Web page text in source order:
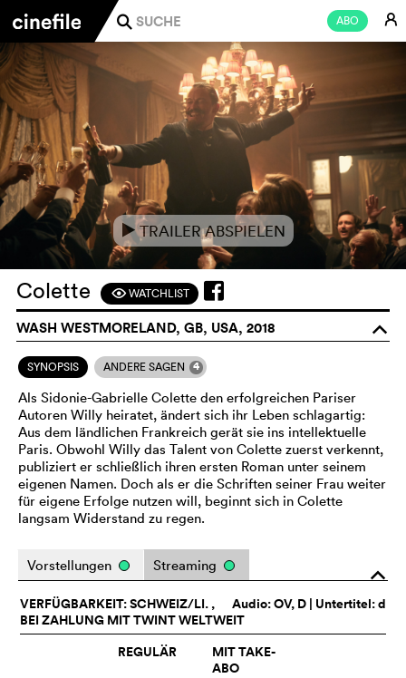
ABO E
j
eTRAILER ABSPIELEN
Colette FWATCHLIST
WASH WESTMORELAND, GB, USA, 2018 o
SYNOPSIS ANDERE SAGEN 4
Als Sidonie-Gabrielle Colette den erfolgreichen Pariser
Autoren Willy heiratet, ändert sich ihr Leben schlagartig:
Aus dem ländlichen Frankreich gerät sie ins intellektuelle
Paris. Obwohl Willy das Talent von Colette zuerst verkennt,
publiziert er schließlich ihren ersten Roman unter seinem
eigenen Namen. Doch als er die Schriften seiner Frau weiter
für eigene Erfolge nutzen will, beginnt sich in Colette
langsam Widerstand zu regen.
o
Vorstellungen Streaming
Audio:OV, D | Untertitel: d
VERFÜGBARKEIT: SCHWEIZ/LI. ,
BEI ZAHLUNG MIT TWINT WELTWEIT
REGULÄR
MIT TAKE-
ABO